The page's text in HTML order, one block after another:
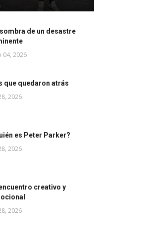
sombra de un desastre
04, 2026
que quedaron atrás
2026
es Peter Parker?
2026
creativo y
2026